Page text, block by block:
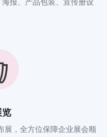
览
展，全方位保障企业展会顺